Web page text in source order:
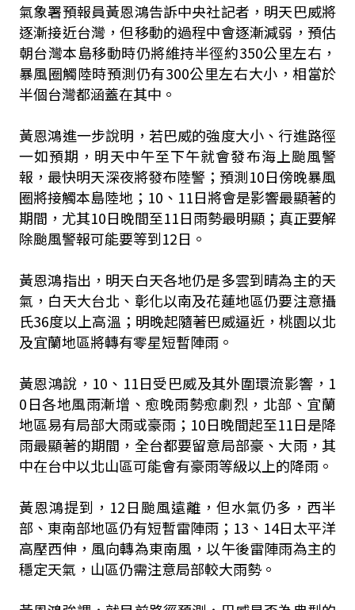
氣象署預報員黃恩鴻告訴中央社記者，明天巴威將
逐漸接近台灣，但移動的過程中會逐漸減弱，預估
朝台灣本島移動時仍將維持半徑約350公里左右，
暴風圈觸陸時預測仍有300公里左右大小，相當於
半個台灣都涵蓋在其中。
黃恩鴻進一步說明，若巴威的強度大小、行進路徑
一如預期，明天中午至下午就會發布海上颱風警
報，最快明天深夜將發布陸警；預測10日傍晚暴風
圈將接觸本島陸地；10、11日將會是影響最顯著的
期間，尤其10日晚間至11日雨勢最明顯；真正要解
除颱風警報可能要等到12日。
黃恩鴻指出，明天白天各地仍是多雲到晴為主的天
氣，白天大台北、彰化以南及花蓮地區仍要注意攝
氏36度以上高溫；明晚起隨著巴威逼近，桃園以北
及宜蘭地區將轉有零星短暫陣雨。
黃恩鴻說，10、11日受巴威及其外圍環流影響，1
0日各地風雨漸增、愈晚雨勢愈劇烈，北部、宜蘭
地區易有局部大雨或豪雨；10日晚間起至11日是降
雨最顯著的期間，全台都要留意局部豪、大雨，其
中在台中以北山區可能會有豪雨等級以上的降雨。
黃恩鴻提到，12日颱風遠離，但水氣仍多，西半
部、東南部地區仍有短暫雷陣雨；13、14日太平洋
高壓西伸，風向轉為東南風，以午後雷陣雨為主的
穩定天氣，山區仍需注意局部較大雨勢。